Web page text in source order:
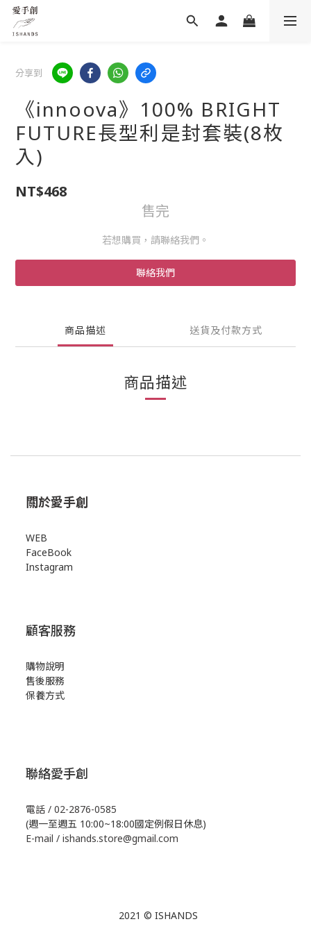
分享到
《innoova》100% BRIGHT
FUTURE長型利是封套裝(8枚
入)
NT$468
售完
若想購買，請聯絡我們。
聯絡我們
商品描述 送貨及付款方式
商品描述
關於愛手創
WEB
FaceBook
Instagram
顧客服務
購物說明
售後服務
保養方式
聯絡愛手創
電話 / 02-2876-0585
(週一至週五 10:00~18:00國定例假日休息)
E-mail / ishands.store@gmail.com
2021 © ISHANDS